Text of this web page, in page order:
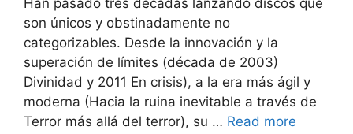
Han pasado tres décadas lanzando discos que
son únicos y obstinadamente no
categorizables. Desde la innovación y la
superación de límites (década de 2003)
Divinidad y 2011 En crisis), a la era más ágil y
moderna (Hacia la ruina inevitable a través de
Terror más allá del terror), su … Read more